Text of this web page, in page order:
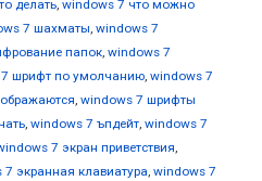
делать, windows 7 что можно
7 шахматы, windows 7
папок, windows 7
шрифт по умолчанию, windows 7
, windows 7 шрифты
, windows 7 ъпдейт, windows 7
7 экран приветствия,
экранная клавиатура, windows 7